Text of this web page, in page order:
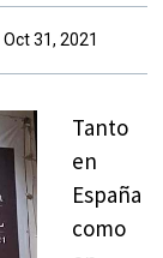
Oct 31, 2021
Tanto
en
España
como